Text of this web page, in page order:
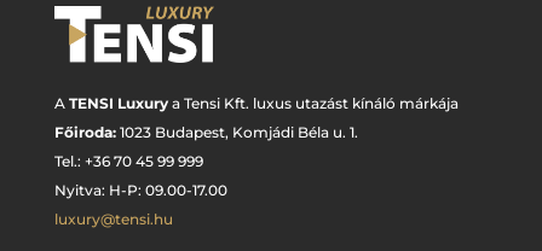
A TENSI Luxurya Tensi Kft. luxus utazást kínáló márkája
Főiroda: 1023 Budapest, Komjádi Béla u. 1.
Tel.: +36 70 45 99 999
Nyitva: H-P: 09.00-17.00
luxury@tensi.hu